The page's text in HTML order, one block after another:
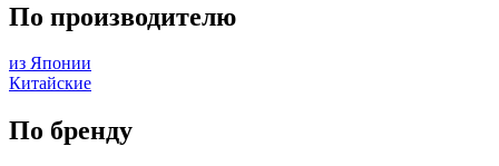
По производителю
из Японии
Китайские
По бренду